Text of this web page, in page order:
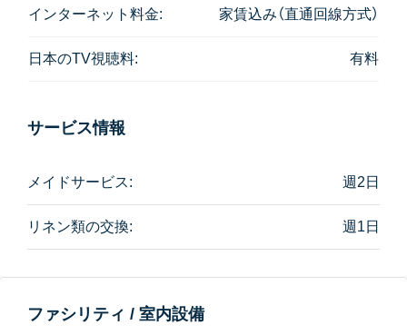
そして何より特筆すべきは、なんと隣接するラケット
やジム以外にもテニスコートやバドミントンコートま
インターネット料金: 家賃込み（直通回線方式）
日本のTV視聴料: 有料
サービス情報
メイドサービス: 週2日
リネン類の交換: 週1日
ファシリティ / 室内設備